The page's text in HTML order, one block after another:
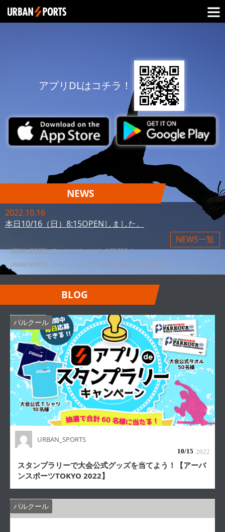
アプリDLはコチラ！
URBAN SPORTS（アーバンツポーツ） by JUSCTOP
URBAN SPORTS（アーバンツポーツ） by JUSC 全投稿（2 / 37page）
NEWS
2022.10.16
本日10/16（日）8:15OPENしました。
NEWS一覧
BLOG
パルクール
URBAN_SPORTS
10/15 2022
スタンプラリーで大会公式グッズを当てよう！【アーバ
ンスポーツTOKYO 2022】
パルクール